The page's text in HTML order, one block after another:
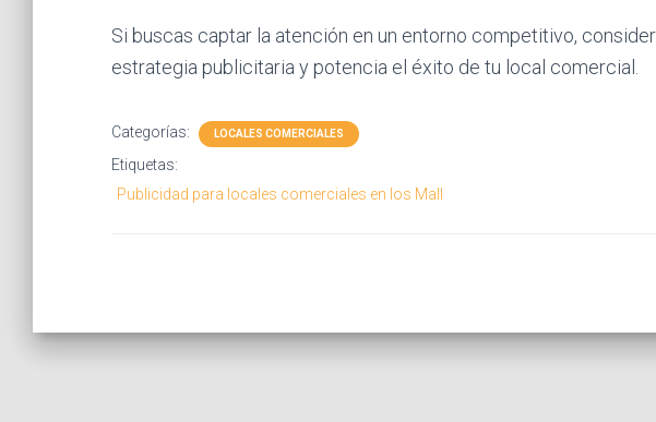
Si buscas captar la atención en un entorno competitivo,
estrategia publicitaria y potencia el éxito de tu local comercial.
Categorías: LOCALES COMERCIALES
Etiquetas:
Publicidad para locales comerciales en los Mall